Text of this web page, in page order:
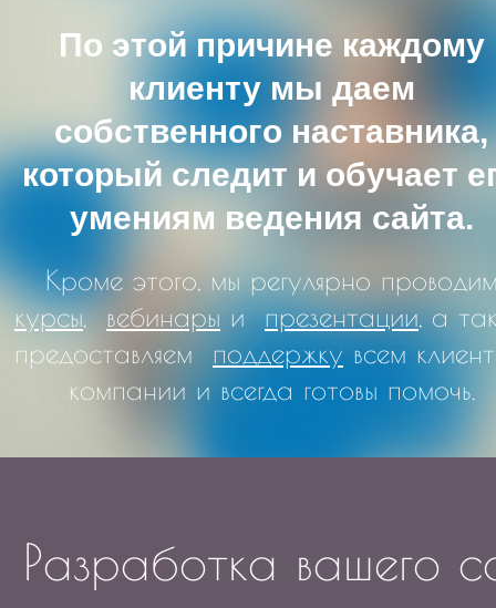
По этой причине каждому
клиенту мы даем
собственного наставника,
который следит и обучает
умениям ведения сайта.
Кроме этого, мы регулярно
курсы,вебинарыипрезентации, а
предоставляем поддержкувсем
компании и всегда готовы помочь.
Разработка вашего